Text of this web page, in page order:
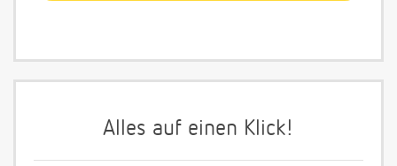
Alles auf einen Klick!